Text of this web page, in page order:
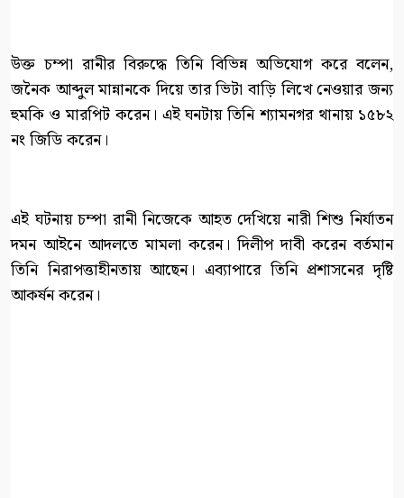
উক্ত চম্পা রানীর বিরুদ্ধে তিনি বিভিন্ন অভিযোগ করে বলেন,
জনৈক আব্দুল মান্নানকে দিয়ে তার ভিটা বাড়ি লিখে নেওয়ার জন্য
হুমকি ও মারপিট করেন। এই ঘনটায় তিনি শ্যামনগর থানায় ১৫৮২
নং জিডি করেন।
এই ঘটনায় চম্পা রানী নিজেকে আহত দেখিয়ে নারী শিশু নির্যাতন
দমন আইনে আদলতে মামলা করেন। দিলীপ দাবী করেন বর্তমান
তিনি নিরাপত্তাহীনতায় আছেন। এব্যাপারে তিনি প্রশাসনের দৃষ্টি
আকর্ষন করেন।